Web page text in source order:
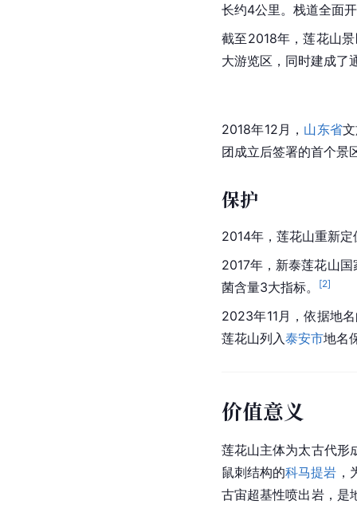
长约4公里。栈道全面
截至2018年，莲花山
大游览区，同时建成了
2018年12月， 山东省
团成立后签署的首个景
保护
2014年，莲花山重新
2017年，新泰莲花山
菌含量3大指标。
[2]
2023年11月，依据地
莲花山列入泰安市地名
价值意义
莲花山主体为太古代形
鼠刺结构的科马提岩 ，
古宙超基性喷出岩，是